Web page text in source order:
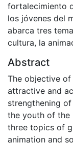
fortalecimiento
los jóvenes del
abarca tres
cultura, la
Abstract
The objective
attractive and
strengthening
the youth of the
three topics of
animation and